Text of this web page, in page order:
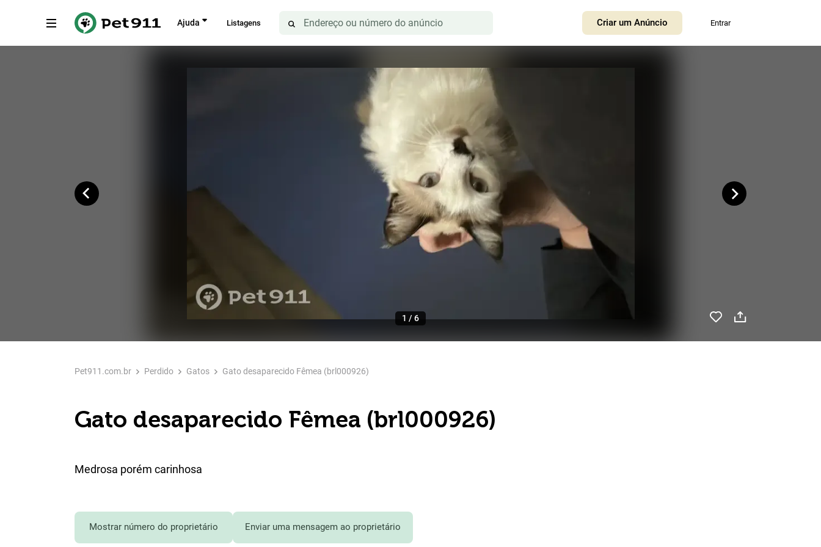
Ajuda Listagens Criar um Anúncio Entrar
1 /6
Pet911.com.br Perdido Gatos Gato desaparecido Fêmea (brl000926)
Gato desaparecido Fêmea (brl000926)
Medrosa porém carinhosa
Mostrar número do proprietário Enviar uma mensagem ao proprietário
Voltar